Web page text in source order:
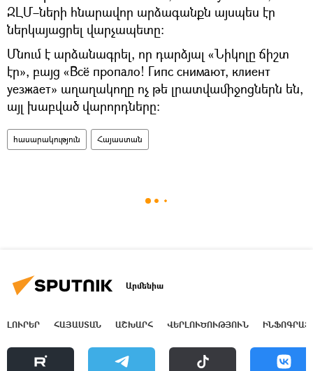
ԶԼՄ–ների հնարավոր արձագանքն այսպես էր
ներկայացրել վարչապետը։
Մնում է արձանագրել, որ դարձյալ «Նիկոլը ճիշտ
էր», բայց «Всё пропало! Гипс снимают, клиент
уезжает» աղաղակողը ոչ թե լրատվամիջոցներն են,
այլ խաբված վարորդները։
հասարակություն Հայաստան
Արմենիա
ԼՈՒՐԵՐ ՀԱՅԱՍՏԱՆ ԱՇԽԱՐՀ ՎԵՐԼՈՒԾՈՒԹՅՈՒՆ